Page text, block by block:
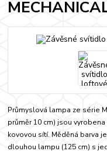
Průmyslová lampa ze série
průměr 10 cm) jsou
kovovou sítí. Měděná barva
dlouhou lampu (125 cm) s